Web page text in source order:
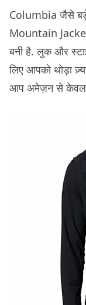
Columbia जैसे बड़े
Mountain
बनी है. लुक और
लिए आपको थोड़ा
आप अमेज़न से केवल